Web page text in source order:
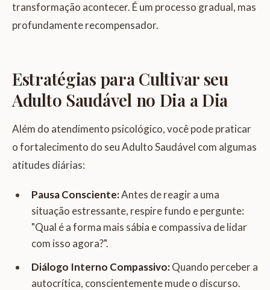
transformação acontecer. É um processo gradual, mas
profundamente recompensador.
Estratégias para Cultivar seu
Adulto Saudável no Dia a Dia
Além do atendimento psicológico, você pode praticar
o fortalecimento do seu Adulto Saudável com algumas
atitudes diárias:
Pausa Consciente:Antes de reagir a uma
situação estressante, respire fundo e pergunte:
"Qual é a forma mais sábia e compassiva de lidar
com isso agora?".
Diálogo Interno Compassivo:Quando perceber a
autocrítica, conscientemente mude o discurso.